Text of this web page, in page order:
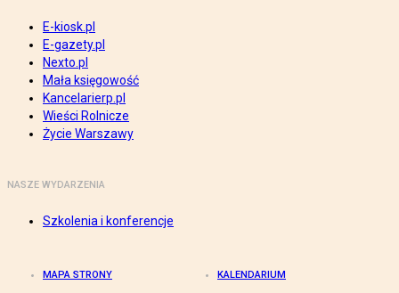
E-kiosk.pl
E-gazety.pl
Nexto.pl
Mała księgowość
Kancelarierp.pl
Wieści Rolnicze
Życie Warszawy
NASZE WYDARZENIA
Szkolenia i konferencje
MAPA STRONY KALENDARIUM